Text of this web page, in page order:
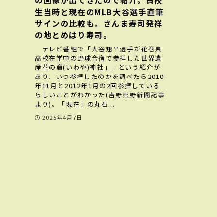
生当時と現在のMLB大谷選手直筆
サインの比較も。さんま寿司発祥
の地とめはり寿司。
テレビ番組で「大谷翔平選手が花巻東
高校在学中の野球合宿で参拝した世界遺
産花の窟(いわや)神社」」という紹介が
あり、いつ参拝したのかを調べたら2010
年11月と2012年1月の2回参拝している
らしいことがわかった(吉野熊野新聞記事
より)。「現在」の丸石...
2025年4月7日